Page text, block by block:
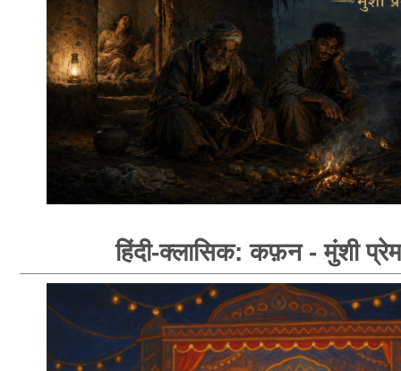
हिंदी-क्लासिक: कफ़न - मुंशी